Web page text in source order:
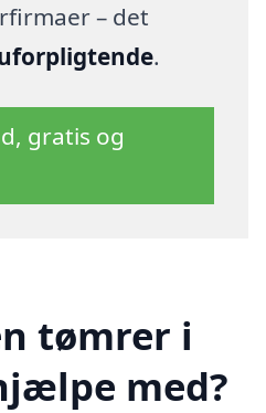
– det
.
gratis og
tømrer i
med?